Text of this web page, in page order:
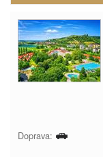
Doprava: